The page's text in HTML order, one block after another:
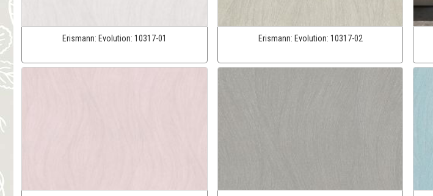
Erismann: Evolution: 10317-01 Erismann: Evolution: 10317-02